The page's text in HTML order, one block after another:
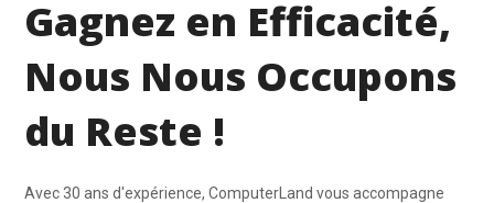
Gagnez en Efficacité,
Nous Nous Occupons
du Reste !
Avec 30 ans d'expérience, ComputerLand vous accompagne